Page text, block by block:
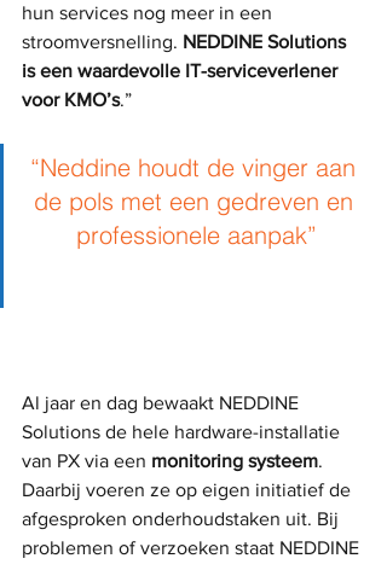
hun services nog meer in een
stroomversnelling. NEDDINE Solutions
is een waardevolle IT-serviceverlener
voor KMO’s.”
“Neddine houdt de vinger aan
de pols met een gedreven en
professionele aanpak”
Al jaar en dag bewaakt NEDDINE
Solutions de hele hardware-installatie
van PX via een monitoring systeem.
Daarbij voeren ze op eigen initiatief de
afgesproken onderhoudstaken uit. Bij
problemen of verzoeken staat NEDDINE